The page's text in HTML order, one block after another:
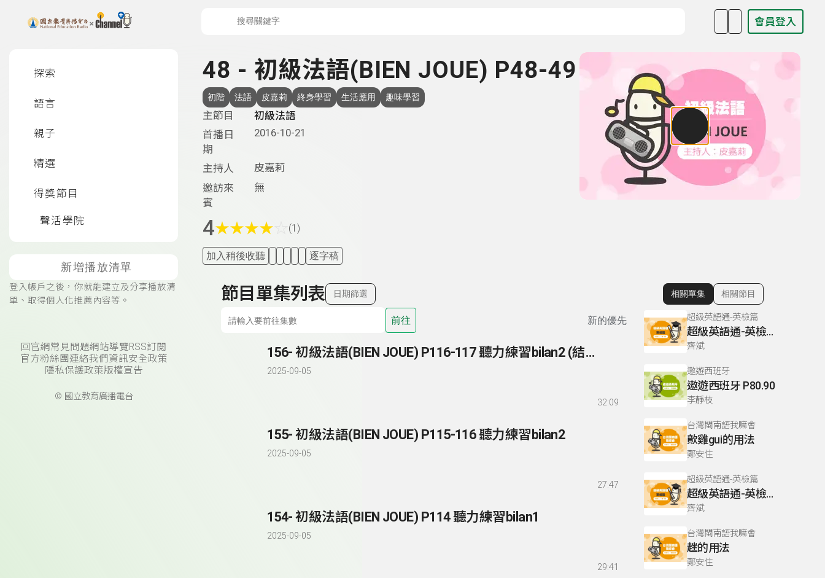
上方功能區塊 會員登入
探索
語言
親子
精選
得獎節目
聲活學院
新增播放清單
登入帳戶之後，你就能建立及分享播放清
單、取得個人化推薦內容等。
回官網常見問題網站導覽RSS訂閱
官方粉絲團連絡我們 資訊安全政策
隱私保護政策版權宣告
© 國立教育廣播電台
48 - 初級法語(BIEN JOUE) P48-49
初階 法語 皮嘉莉 終身學習 生活應用 趣味學習
主節目
初級法語
首播日
期
2016-10-21
主持人
皮嘉莉
邀訪來
賓
無
4★★★★ (1)
加入稍後收聽 逐字稿
節目單集列表 日期篩選
前往 新的優先
156- 初級法語(BIEN JOUE) P116-117 聽力練習bilan2 (結束)
2025-09-05
32:09
155- 初級法語(BIEN JOUE) P115-116 聽力練習bilan2
2025-09-05
27:47
154- 初級法語(BIEN JOUE) P114 聽力練習bilan1
2025-09-05
29:41
顯示相關單集
相關單集 相關節目
超級英語通-英檢篇
超級英語通-英檢篇 083 Cloze Test/段落填空-13
齊斌
遨遊西班牙
遨遊西班牙 P80.90
李靜枝
台灣閩南語我嘛會
歕雞gui的用法
鄭安住
超級英語通-英檢篇
超級英語通-英檢篇 035 Weekend Trip- 週末旅遊
齊斌
台灣閩南語我嘛會
趖的用法
鄭安住